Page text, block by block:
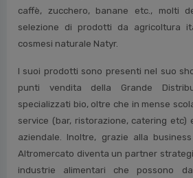
caffè, zucchero, banane etc., molti
selezione di prodotti da agricoltura
cosmesi naturale Natyr.
I suoi prodotti sono presenti nel suo
punti vendita della Grande
specializzati bio, oltre che in mense
service (bar, ristorazione, catering etc)
aziendale. Inoltre, grazie alla
Altromercato diventa un partner
industrie alimentari che possono